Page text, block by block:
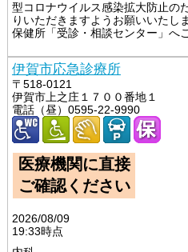
型コロナウイルス感染拡大防止の
りいただきますようお願いいたし
保健所「受診・相談センター」へ
伊賀市応急診療所
〒518-0121
伊賀市上之庄１７００番地１
電話（昼）0595-22-9990
医療機関に直接
ご確認ください
2026/08/09
19:33時点